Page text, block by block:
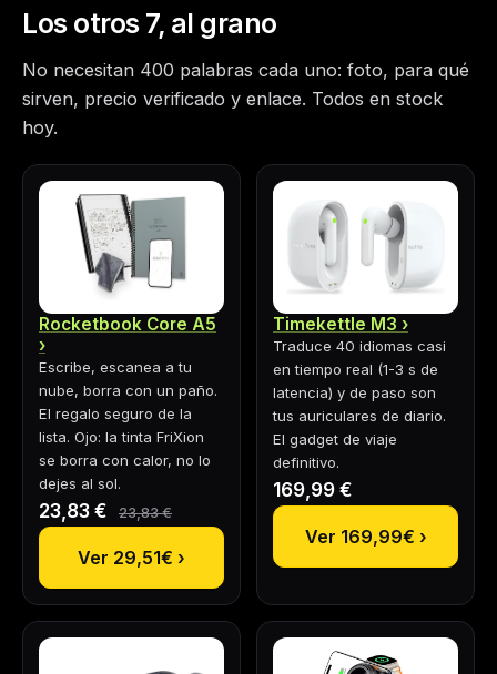
Los otros 7, al grano
No necesitan 400 palabras cada uno: foto, para qué
sirven, precio verificado y enlace. Todos en stock
hoy.
Rocketbook Core A5
Escribe, escanea a tu
nube, borra con un paño.
El regalo seguro de la
lista. Ojo: la tinta FriXion
se borra con calor, no lo
dejes al sol.
23,83 € 23,83 €
Ver 29,51€ ›
Timekettle M3
Traduce 40 idiomas casi
en tiempo real (1-3 s de
latencia) y de paso son
tus auriculares de diario.
El gadget de viaje
definitivo.
169,99 €
Ver 169,99€ ›